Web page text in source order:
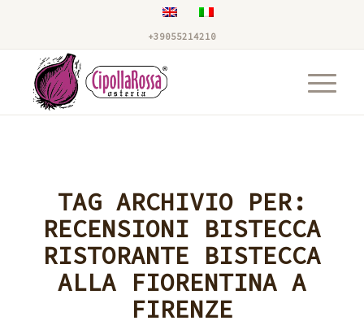
+39055214210
TAG ARCHIVIO PER:
RECENSIONI BISTECCA
RISTORANTE BISTECCA
ALLA FIORENTINA A
FIRENZE